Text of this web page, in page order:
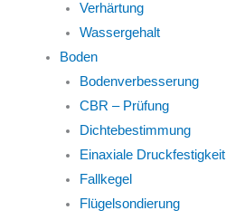
Verhärtung
Wassergehalt
Boden
Bodenverbesserung
CBR – Prüfung
Dichtebestimmung
Einaxiale Druckfestigkeit
Fallkegel
Flügelsondierung